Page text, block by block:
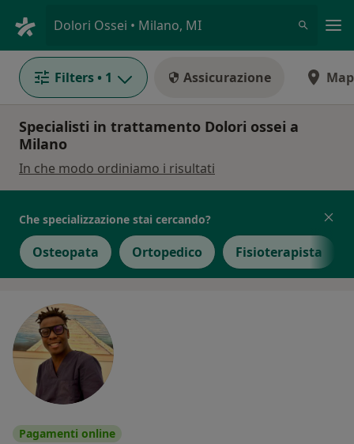
Dolori Ossei • Milano, MI
Filters • 1 Assicurazione
Specialisti in trattamento Dolori ossei a
Milano
In che modo ordiniamo i risultati
Che specializzazione stai cercando?
Osteopata Ortopedico Fisioterapista
Pagamenti online